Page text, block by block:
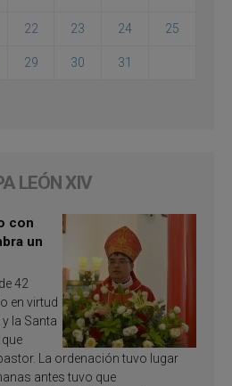
22 23 24 25
29 30 31
LEÓN XIV
con
un
42
en virtud
la Santa
La ordenación tuvo lugar
antes tuvo que